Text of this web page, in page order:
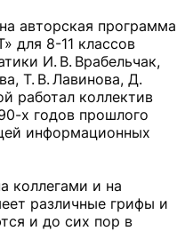
авторская программа
для 8-11 классов
И. В. Врабельчак,
Т. В. Лавинова, Д.
работал коллектив
х годов прошлого
информационных
коллегами и на
различные грифы и
и до сих пор в